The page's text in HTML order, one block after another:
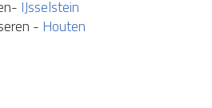
IJsselstein
- Houten